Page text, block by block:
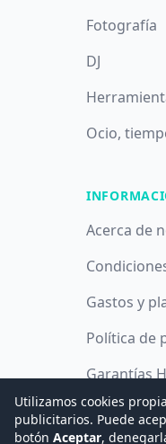
Fotografía
DJ
Ocio,
Acerca de
Gastos y
Política de
Garantías
Política de
Utilizamos cookies
publicitarios. Puede
botón Aceptar,